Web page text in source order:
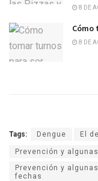
8 DE
Cómo
8 DE
Tags: Dengue El
Prevención y
Prevención y
fechas